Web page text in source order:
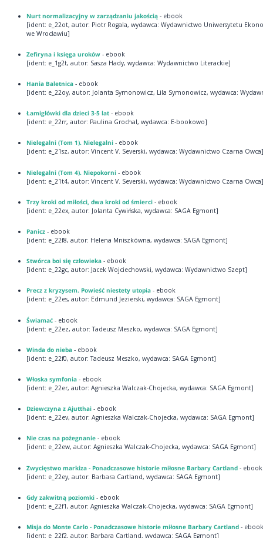
Nurt normalizacyjny w zarządzaniu jakością- ebook
[ident: e_22ot, autor: Piotr Rogala, wydawca: Wydawnictwo Uniwersytetu
we Wrocławiu]
Zefiryna i księga uroków- ebook
[ident: e_1g2t, autor: Sasza Hady, wydawca: Wydawnictwo Literackie]
Hania Baletnica- ebook
[ident: e_22oy, autor: Jolanta Symonowicz, Lila Symonowicz, wydawca:
Łamigłówki dla dzieci 3-5 lat- ebook
[ident: e_22rr, autor: Paulina Grochal, wydawca: E-bookowo]
Nielegalni (Tom 1). Nielegalni- ebook
[ident: e_21sz, autor: Vincent V. Severski, wydawca: Wydawnictwo Czarna Owca]
Nielegalni (Tom 4). Niepokorni- ebook
[ident: e_21t4, autor: Vincent V. Severski, wydawca: Wydawnictwo Czarna Owca]
Trzy kroki od miłości, dwa kroki od śmierci- ebook
[ident: e_22ex, autor: Jolanta Cywińska, wydawca: SAGA Egmont]
Panicz - ebook
[ident: e_22f8, autor: Helena Mniszkówna, wydawca: SAGA Egmont]
Stwórca boi się człowieka- ebook
[ident: e_22gc, autor: Jacek Wojciechowski, wydawca: Wydawnictwo Szept]
Precz z kryzysem. Powieść niestety utopia- ebook
[ident: e_22es, autor: Edmund Jezierski, wydawca: SAGA Egmont]
Świamać - ebook
[ident: e_22ez, autor: Tadeusz Meszko, wydawca: SAGA Egmont]
Winda do nieba- ebook
[ident: e_22f0, autor: Tadeusz Meszko, wydawca: SAGA Egmont]
Włoska symfonia- ebook
[ident: e_22er, autor: Agnieszka Walczak-Chojecka, wydawca: SAGA Egmont]
Dziewczyna z Ajutthai- ebook
[ident: e_22ev, autor: Agnieszka Walczak-Chojecka, wydawca: SAGA Egmont]
Nie czas na pożegnanie- ebook
[ident: e_22ew, autor: Agnieszka Walczak-Chojecka, wydawca: SAGA Egmont]
Zwycięstwo markiza - Ponadczasowe historie miłosne Barbary Cartland- ebook
[ident: e_22ey, autor: Barbara Cartland, wydawca: SAGA Egmont]
Gdy zakwitną poziomki- ebook
[ident: e_22f1, autor: Agnieszka Walczak-Chojecka, wydawca: SAGA Egmont]
Misja do Monte Carlo - Ponadczasowe historie miłosne Barbary Cartland - ebook
[ident: e_22f2, autor: Barbara Cartland, wydawca: SAGA Egmont]